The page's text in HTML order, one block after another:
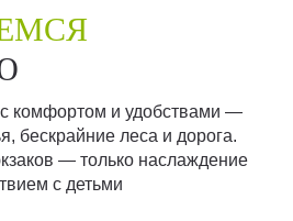
комфортом и удобствами —
бескрайние леса и дорога.
— только наслаждение
с детьми